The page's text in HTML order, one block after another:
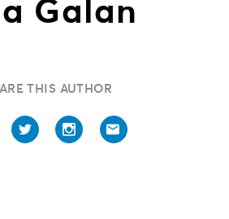
Galan
THIS AUTHOR